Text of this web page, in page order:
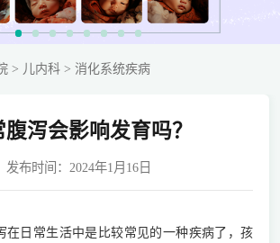
> 儿内科> 消化系统疾病
泻会影响发育吗？
发布时间：2024年1月16日
在日常生活中是比较常见的一种疾病了，孩